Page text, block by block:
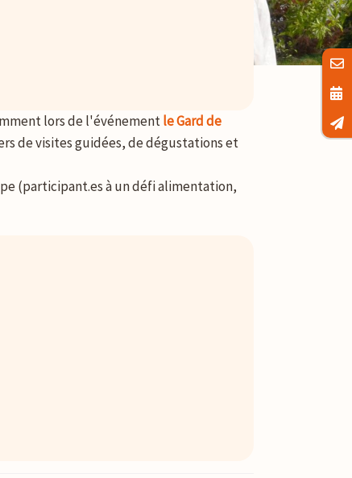
lors de l'événementle Gard de
de visites guidées, de dégustations et
(participant.es à un défi alimentation,